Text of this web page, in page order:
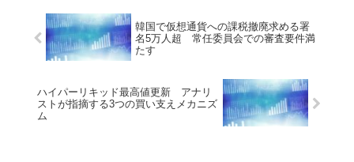
韓国で仮想通貨への課税撤廃求める署
名5万人超 常任委員会での審査要件満
たす
ハイパーリキッド最高値更新 アナリ
ストが指摘する3つの買い支えメカニズ
ム